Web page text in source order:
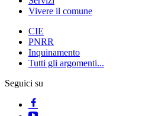
Vivere il comune
CIE
PNRR
Inquinamento
Tutti gli argomenti...
Seguici su